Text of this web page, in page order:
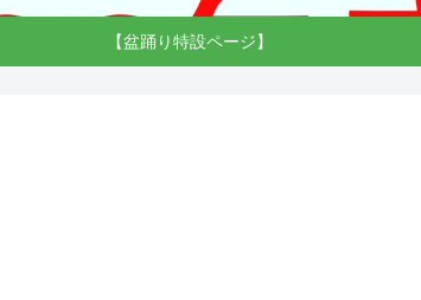
【盆踊り特設ページ】